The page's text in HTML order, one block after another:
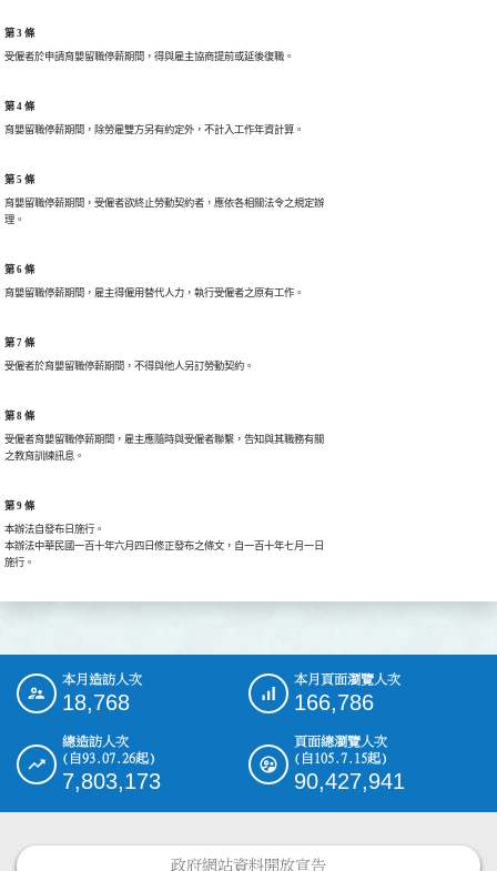
第 3 條
受僱者於申請育嬰留職停薪期間，得與雇主協商提前或延後復職。
第 4 條
育嬰留職停薪期間，除勞雇雙方另有約定外，不計入工作年資計算。
第 5 條
育嬰留職停薪期間，受僱者欲終止勞動契約者，應依各相關法令之規定辦
理。
第 6 條
育嬰留職停薪期間，雇主得僱用替代人力，執行受僱者之原有工作。
第 7 條
受僱者於育嬰留職停薪期間，不得與他人另訂勞動契約。
第 8 條
受僱者育嬰留職停薪期間，雇主應隨時與受僱者聯繫，告知與其職務有關
之教育訓練訊息。
第 9 條
本辦法自發布日施行。
本辦法中華民國一百十年六月四日修正發布之條文，自一百十年七月一日
施行。
::: 本月造訪人次
18,768
本月頁面瀏覽人次
166,786
總造訪人次
(自93.07.26起)
7,803,173
頁面總瀏覽人次
(自105.7.15起)
90,427,941
政府網站資料開放宣告